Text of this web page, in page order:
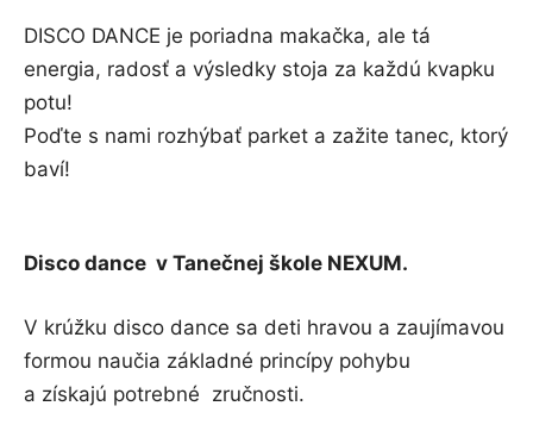
DISCO DANCE je poriadna makačka, ale tá
energia, radosť a výsledky stoja za každú kvapku
potu!
Poďte s nami rozhýbať parket a zažite tanec, ktorý
baví!
Disco dance v Tanečnej škole NEXUM.
V krúžku disco dance sa deti hravou a zaujímavou
formou naučia základné princípy pohybu
a získajú potrebné zručnosti.